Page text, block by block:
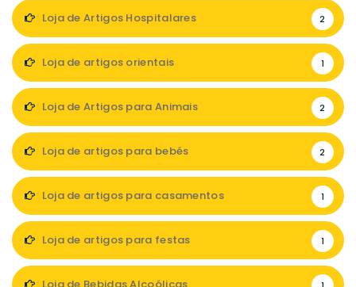
Loja de Artigos Hospitalares 2
Loja de artigos orientais 1
Loja de Artigos para Animais 2
Loja de artigos para bebés 2
Loja de artigos para casamentos 1
Loja de artigos para festas 1